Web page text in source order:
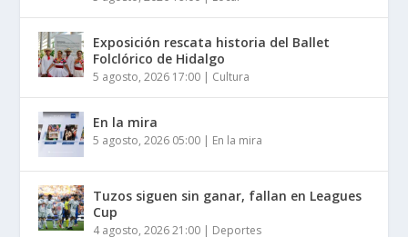
Exposición rescata historia del Ballet
Folclórico de Hidalgo
5 agosto, 2026 17:00 | Cultura
En la mira
5 agosto, 2026 05:00 | En la mira
Tuzos siguen sin ganar, fallan en Leagues
Cup
4 agosto, 2026 21:00 | Deportes